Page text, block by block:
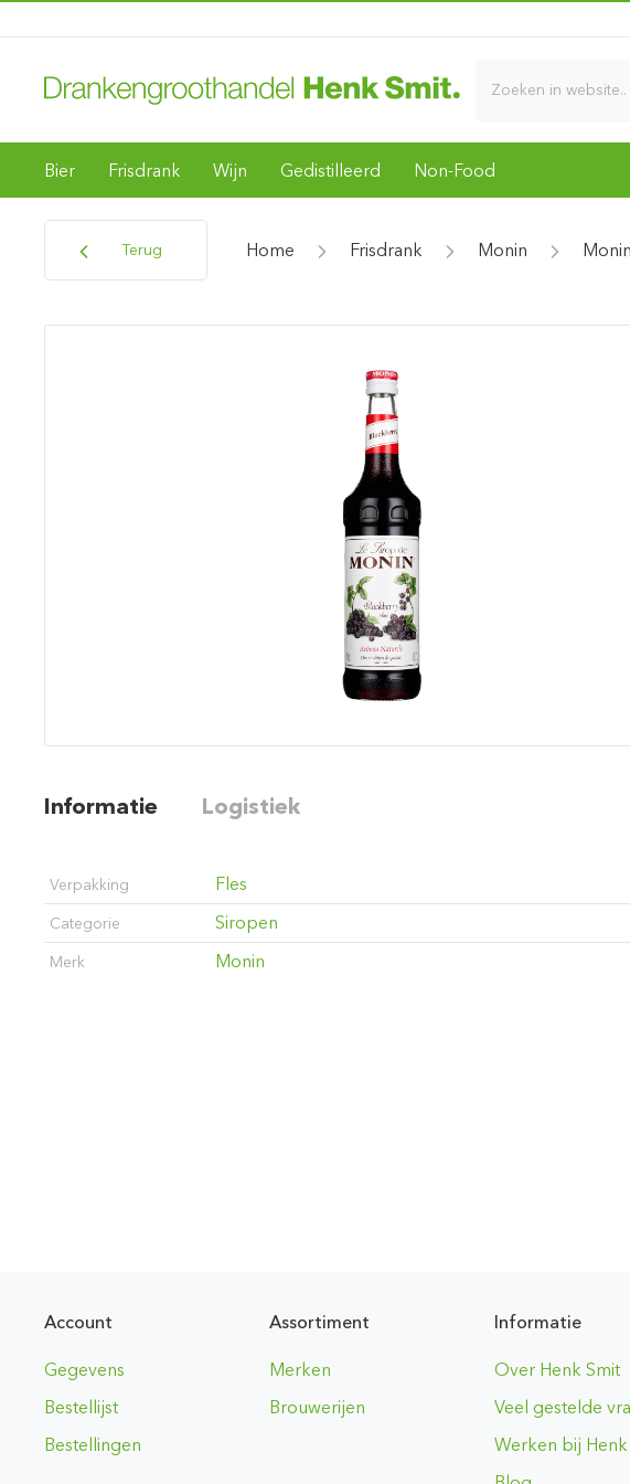
Bier Frisdrank Wijn Gedistilleerd Non-Food
Terug Home Frisdrank Monin
Informatie Logistiek
Verpakking Fles
Categorie Siropen
Merk Monin
Account
Gegevens
Bestellijst
Bestellingen
Assortiment
Merken
Brouwerijen
Informatie
Over Henk Smit
Veel gestelde
Werken bij Henk